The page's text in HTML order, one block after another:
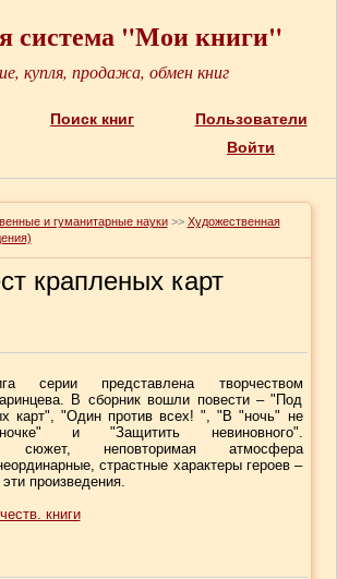
система "Мои книги"
купля, продажа, обмен книг
Поиск книг
Пользователи
Войти
и гуманитарные науки >> Художественная
крапленых карт
серии представлена творчеством
В сборник вошли повести – "Под
карт", "Один против всех! ", "В "ночь" не
и "Защитить невиновного".
сюжет, неповторимая атмосфера
страстные характеры героев –
произведения.
книги